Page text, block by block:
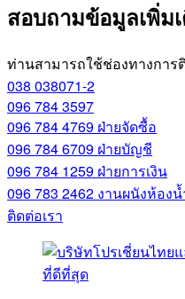
สอบถามข้อมูลเพิ่ม
ท่านสามารถใช้ช่องทางการ
038 038071-2
096 784 3597
096 784 4769 ฝ่ายจัดซื้อ
096 784 6709 ฝ่ายบัญชี
096 784 1259 ฝ่ายการเงิน
096 783 2462 งานผนังห้องน้
ติดต่อเรา